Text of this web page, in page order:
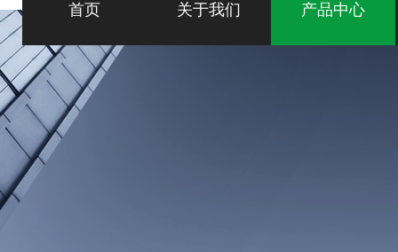
首页 关于我们 产品中心